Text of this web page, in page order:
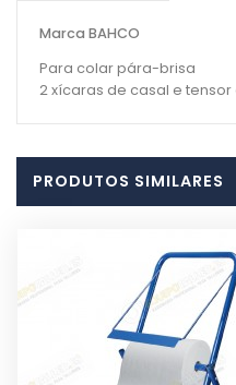
Marca BAHCO
Para colar pára-brisa
2 xícaras de casal e
PRODUTOS SIMILARES